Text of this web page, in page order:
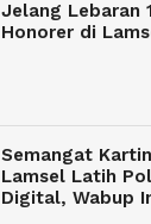
Jelang Lebaran
Honorer di
Semangat
Lamsel Latih
Digital, Wabup